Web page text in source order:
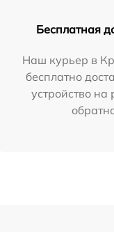
Бесплатная
Наш курьер в
бесплатно
устройство на